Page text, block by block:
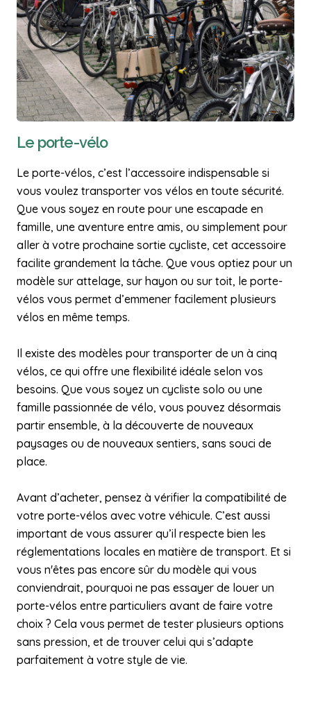
Le porte-vélo
Le porte-vélos, c’est l’accessoire indispensable si
vous voulez transporter vos vélos en toute sécurité.
Que vous soyez en route pour une escapade en
famille, une aventure entre amis, ou simplement pour
aller à votre prochaine sortie cycliste, cet accessoire
facilite grandement la tâche. Que vous optiez pour un
modèle sur attelage, sur hayon ou sur toit, le porte-
vélos vous permet d’emmener facilement plusieurs
vélos en même temps.
Il existe des modèles pour transporter de un à cinq
vélos, ce qui offre une flexibilité idéale selon vos
besoins. Que vous soyez un cycliste solo ou une
famille passionnée de vélo, vous pouvez désormais
partir ensemble, à la découverte de nouveaux
paysages ou de nouveaux sentiers, sans souci de
place.
Avant d’acheter, pensez à vérifier la compatibilité de
votre porte-vélos avec votre véhicule. C’est aussi
important de vous assurer qu’il respecte bien les
réglementations locales en matière de transport. Et si
vous n'êtes pas encore sûr du modèle qui vous
conviendrait, pourquoi ne pas essayer de louer un
porte-vélos entre particuliers avant de faire votre
choix ? Cela vous permet de tester plusieurs options
sans pression, et de trouver celui qui s’adapte
parfaitement à votre style de vie.